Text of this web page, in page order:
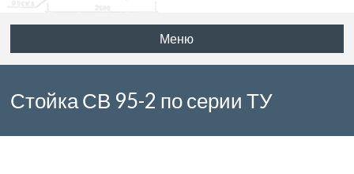
Меню
Стойка СВ 95-2 по серии ТУ